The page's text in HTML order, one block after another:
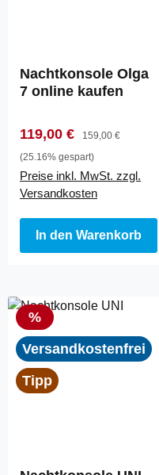
Nachtkonsole Olga
7 online kaufen
Verkaufspreis:
119,00 € Regulärer Preis:
159,00 €
(25.16% gespart)
Preise inkl. MwSt. zzgl.
Versandkosten
In den Warenkorb
Rabatt
%
Versandkostenfrei
Tipp